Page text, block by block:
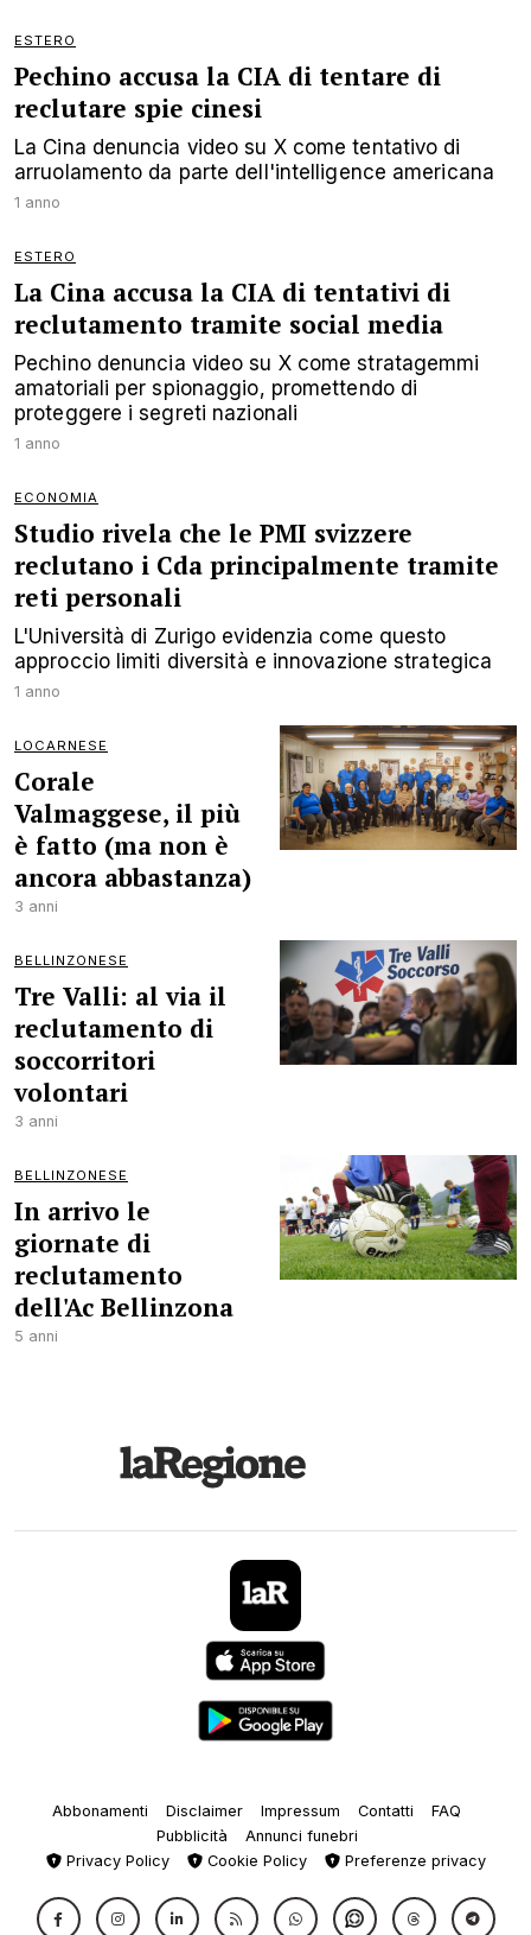
ESTERO
Pechino accusa la CIA di tentare di
reclutare spie cinesi
La Cina denuncia video su X come tentativo di
arruolamento da parte dell'intelligence americana
1 anno
ESTERO
La Cina accusa la CIA di tentativi di
reclutamento tramite social media
Pechino denuncia video su X come stratagemmi
amatoriali per spionaggio, promettendo di
proteggere i segreti nazionali
1 anno
ECONOMIA
Studio rivela che le PMI svizzere
reclutano i Cda principalmente tramite
reti personali
L'Università di Zurigo evidenzia come questo
approccio limiti diversità e innovazione strategica
1 anno
LOCARNESE
Corale
Valmaggese, il più
è fatto (ma non è
ancora abbastanza)
3 anni
BELLINZONESE
Tre Valli: al via il
reclutamento di
soccorritori
volontari
3 anni
BELLINZONESE
In arrivo le
giornate di
reclutamento
dell'Ac Bellinzona
5 anni
Abbonamenti Disclaimer Impressum Contatti
FAQ
Pubblicità
Annunci funebri
Privacy Policy
Cookie Policy Preferenze privacy